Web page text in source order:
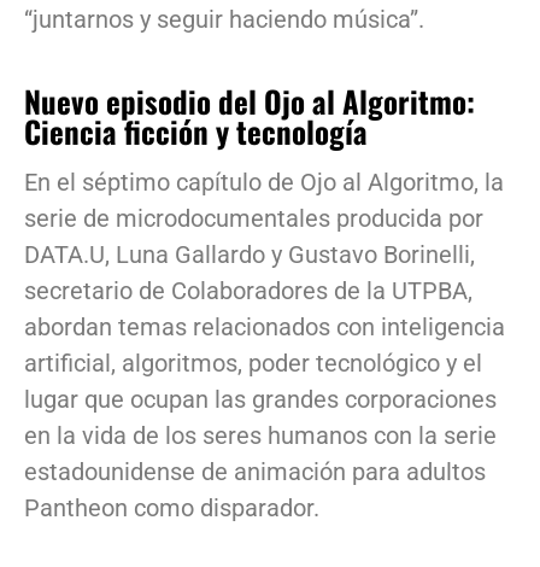
“juntarnos y seguir haciendo música”.
Nuevo episodio del Ojo al Algoritmo:
Ciencia ficción y tecnología
En el séptimo capítulo de Ojo al Algoritmo, la
serie de microdocumentales producida por
DATA.U, Luna Gallardo y Gustavo Borinelli,
secretario de Colaboradores de la UTPBA,
abordan temas relacionados con inteligencia
artificial, algoritmos, poder tecnológico y el
lugar que ocupan las grandes corporaciones
en la vida de los seres humanos con la serie
estadounidense de animación para adultos
Pantheon como disparador.